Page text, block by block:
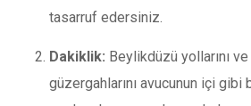
tasarruf edersiniz.
Dakiklik: Beylikdüzü yollarını
güzergahlarını avucunun içi